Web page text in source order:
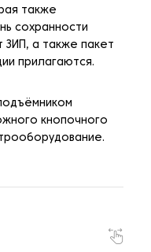
также
сохранности
ЗИП, а также пакет
прилагаются.
кнопочного